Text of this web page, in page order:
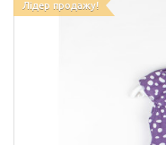
Лідер продажу!